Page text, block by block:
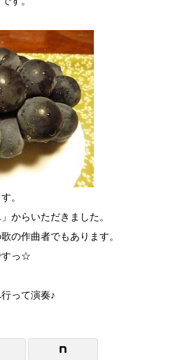
。
からいただきました。
の作曲者でもあります。
すっ☆
って演奏♪